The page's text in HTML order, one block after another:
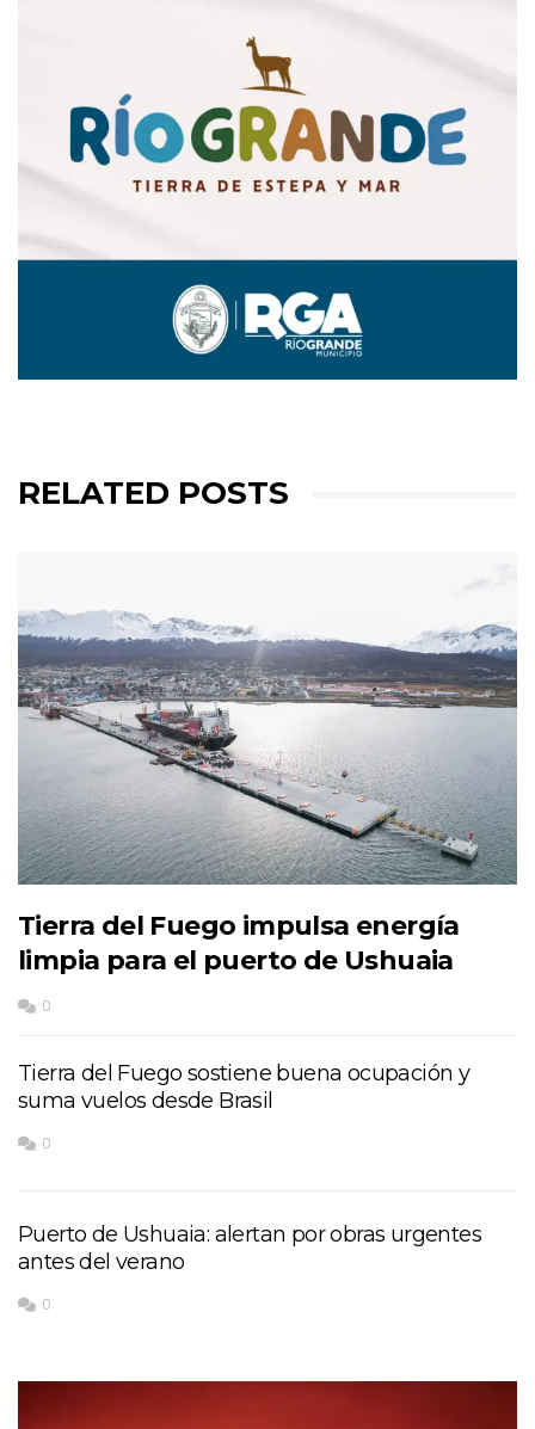
RELATED POSTS
Tierra del Fuego impulsa energía
limpia para el puerto de Ushuaia
0
Tierra del Fuego sostiene buena ocupación y
suma vuelos desde Brasil
0
Puerto de Ushuaia: alertan por obras urgentes
antes del verano
0